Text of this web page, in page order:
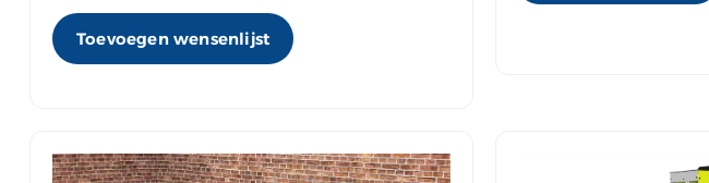
Toevoegen wensenlijst